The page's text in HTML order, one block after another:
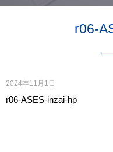
r06-
2024年11月1日
r06-ASES-inzai-hp